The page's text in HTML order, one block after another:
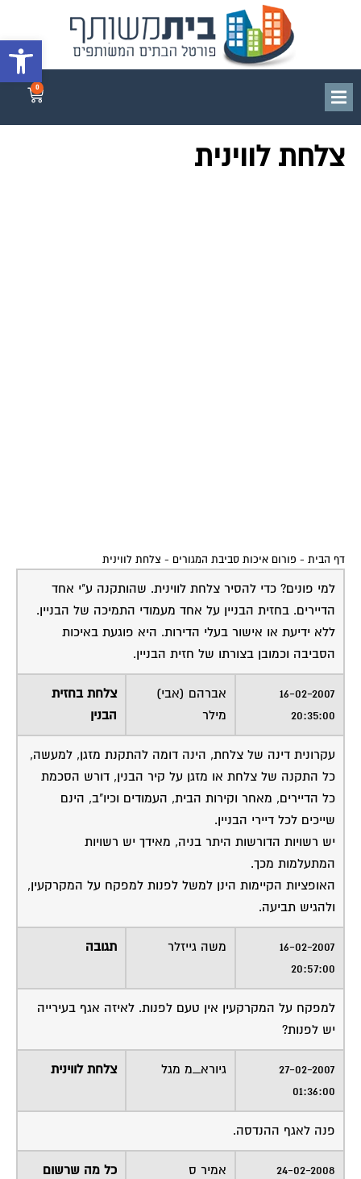
פתח
0
צלחת לווינית
דף הבית - פורום איכות סביבת המגורים - צלחת לווינית
למי פונים? כדי להסיר צלחת לווינית. שהותקנה ע"י אחד
הדיירים. בחזית הבניין על אחד מעמודי התמיכה של הבניין.
ללא ידיעת או אישור בעלי הדירות. היא פוגעת באיכות
הסביבה וכמובן בצורתו של חזית הבניין.
16-02-2007
20:35:00
אברהם (אבי)
מילר
צלחת בחזית
הבנין
עקרונית דינה של צלחת, הינה דומה להתקנת מזגן, למעשה,
כל התקנה של צלחת או מזגן על קיר הבנין, דורש הסכמת
כל הדיירים, מאחר וקירות הבית, העמודים וכיו"ב, הינם
שייכים לכל דיירי הבניין.
יש רשויות הדורשות היתר בניה, מאידך יש רשויות
המתעלמות מכך.
האופציות הקיימות הינן למשל לפנות למפקח על המקרקעין,
ולהגיש תביעה.
16-02-2007
20:57:00
משה גייזלר תגובה
למפקח על המקרקעין אין טעם לפנות. לאיזה אגף בעירייה
יש לפנות?
27-02-2007
01:36:00
גיורא_מ מגל צלחת לווינית
פנה לאגף ההנדסה.
24-02-2008
אמיר ס
כל מה שרשום